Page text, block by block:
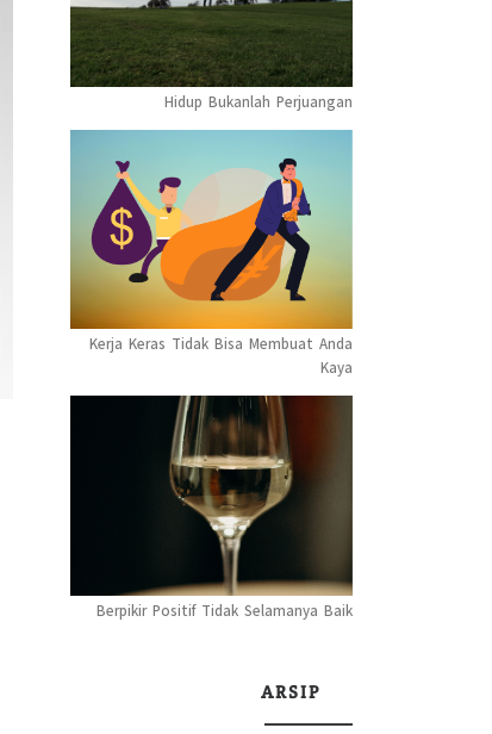
Hidup Bukanlah Perjuangan
Kerja Keras Tidak Bisa Membuat Anda
Kaya
Berpikir Positif Tidak Selamanya Baik
ARSIP